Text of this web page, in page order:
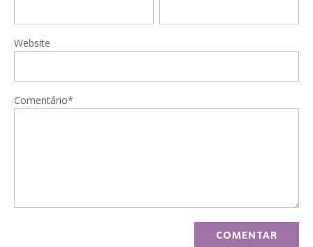
Website
Comentário*